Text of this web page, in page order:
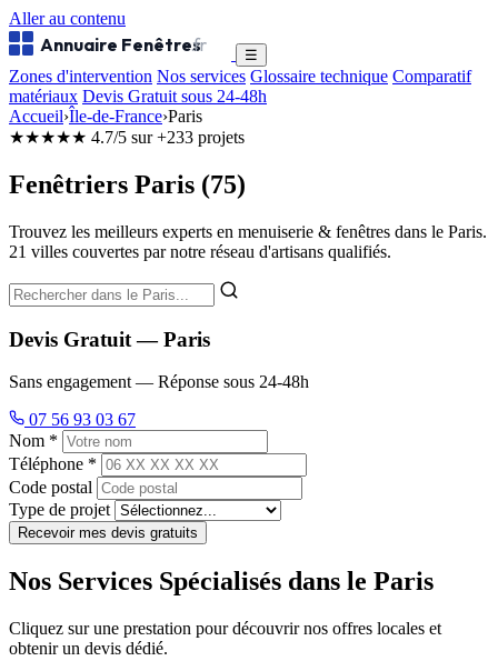
Aller au contenu
Annuaire Fenêtres
.fr ☰
Zones d'intervention Nos services Glossaire technique Comparatif
matériaux Devis Gratuit sous 24-48h
Accueil›Île-de-France›Paris
★★★★★ 4.7/5 sur +233 projets
Fenêtriers Paris (75)
Trouvez les meilleurs experts en menuiserie & fenêtres dans le Paris.
21 villes couvertes par notre réseau d'artisans qualifiés.
Devis Gratuit — Paris
Sans engagement — Réponse sous 24-48h
07 56 93 03 67
Nom *
Téléphone *
Code postal
Type de projet
Recevoir mes devis gratuits
Nos Services Spécialisés dans le Paris
Cliquez sur une prestation pour découvrir nos offres locales et
obtenir un devis dédié.